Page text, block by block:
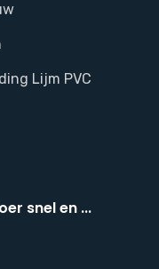
Lijm PVC
snel en ...